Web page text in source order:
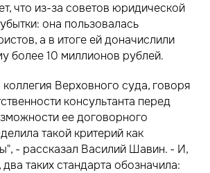
что из-за советов юридической
она пользовалась
а в итоге ей доначислили
более 10 миллионов рублей.
Верховного суда, говоря
консультанта перед
ее договорного
такой критерий как
- рассказал Василий Шавин. - И,
таких стандарта обозначила: